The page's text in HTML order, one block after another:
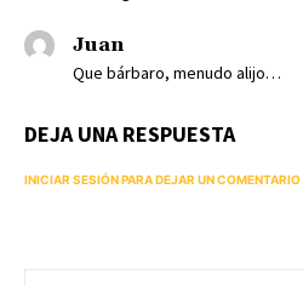
Juan
Que bárbaro, menudo alijo…
DEJA UNA RESPUESTA
INICIAR SESIÓN PARA DEJAR UN COMENTARIO